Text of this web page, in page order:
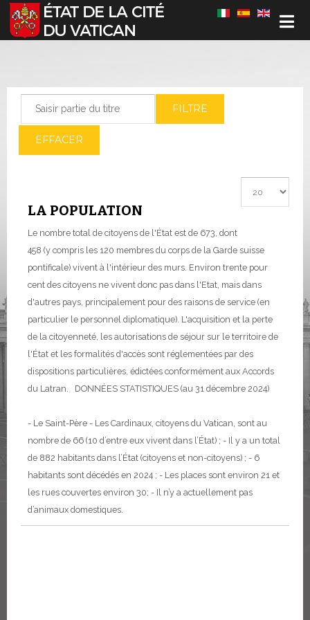
Sélectionnez votre langue
FILTRE
EFFACER
LA POPULATION
Le nombre total de citoyens de l'État est de 673, dont
458 (y compris les 120 membres du corps de la Garde suisse
pontificale) vivent à l'intérieur des murs. Environ trente pour
cent des citoyens ne vivent donc pas dans l'Etat, mais dans
d'autres pays, principalement pour des raisons de service (en
particulier le personnel diplomatique). L'acquisition et la perte
de la citoyenneté, les autorisations de séjour sur le territoire de
l'État et les formalités d'accès sont réglementées par des
dispositions particulières, édictées conformément aux Accords
du Latran.
DONNÉES STATISTIQUES (au 31 décembre 2024)
- Le Saint-Père - Les Cardinaux, citoyens du Vatican, sont au
nombre de 66 (10 d’entre eux vivent dans l’État) ; - Il y a un total
de 882 habitants dans l’État (citoyens et non-citoyens) ; - 6
habitants sont décédés en 2024 ; - Les places sont environ 21 et
les rues couvertes environ 30; - Il n’y a actuellement pas
d’animaux domestiques.